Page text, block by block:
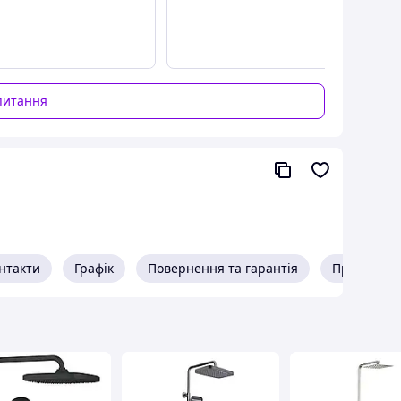
и умывальник
душем и длинным краном
с тропическим душем
душем
Графік Повернення та гарантія Про